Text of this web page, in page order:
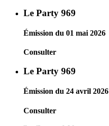
Le Party 969
Émission du 01 mai 2026
Consulter
Le Party 969
Émission du 24 avril 2026
Consulter